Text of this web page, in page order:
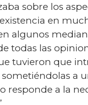
sobre los
en
algunos
todas las
tuvieron que
a
a la